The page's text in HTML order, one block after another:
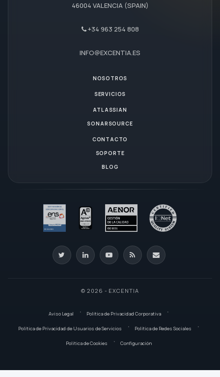
46004 VALENCIA (SPAIN)
+34 963 254 808
INFO@EXCENTIA.ES
NOSOTROS
SERVICIOS
ATLASSIAN
SONARSOURCE
CONTACTO
SOPORTE
BLOG
© 2026 - EXCENTIA
Aviso Legal Política de Privacidad Corporativa
Política de Privacidad de Usuarios de Servicios Política de Redes Sociales
Política de Cookies Configuración